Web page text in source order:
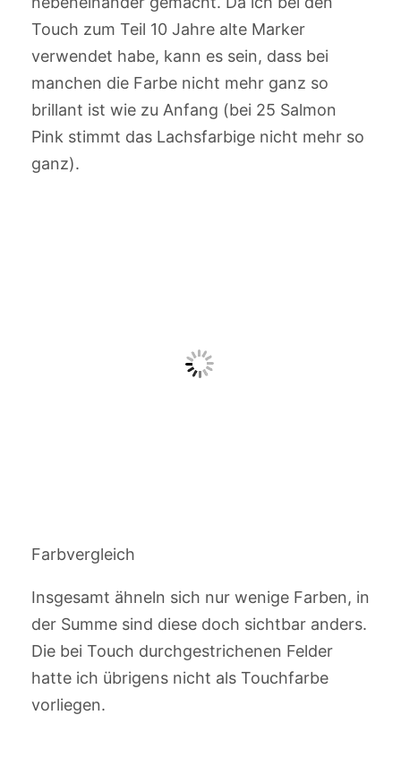
Touch zum Teil 10 Jahre alte Marker
verwendet habe, kann es sein, dass bei
manchen die Farbe nicht mehr ganz so
brillant ist wie zu Anfang (bei 25 Salmon
Pink stimmt das Lachsfarbige nicht mehr so
ganz).
Farbvergleich
Insgesamt ähneln sich nur wenige Farben, in
der Summe sind diese doch sichtbar anders.
Die bei Touch durchgestrichenen Felder
hatte ich übrigens nicht als Touchfarbe
vorliegen.